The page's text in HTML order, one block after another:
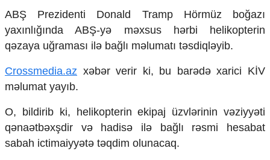
Araşdırma
Multimedia
Foto
Video
İnfoqrafika
Podcast
Humanitar
Elm və təhsil
Mədəniyyət
ABŞ Prezidenti Donald Tramp Hörmüz boğazı
yaxınlığında ABŞ-yə məxsus hərbi helikopterin
qəzaya uğraması ilə bağlı məlumatı təsdiqləyib.
Crossmedia.az xəbər verir ki, bu barədə xarici KİV
məlumat yayıb.
O, bildirib ki, helikopterin ekipaj üzvlərinin vəziyyəti
qənaətbəxşdir və hadisə ilə bağlı rəsmi hesabat
sabah ictimaiyyətə təqdim olunacaq.